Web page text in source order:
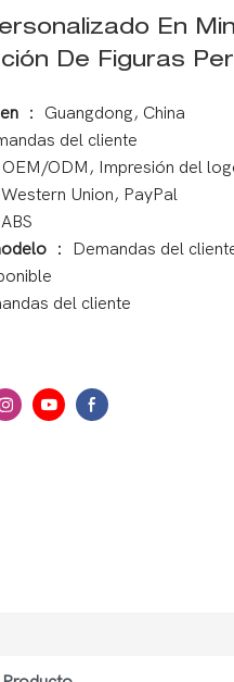
En
De Figuras
： Guangdong, China
del cliente
OEM/ODM, Impresión del
Western Union, PayPal
ABS
： Demandas del
del cliente